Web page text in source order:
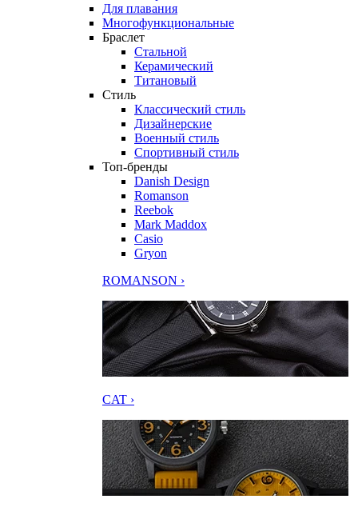
Для плавания
Многофункциональные
Браслет
Стальной
Керамический
Титановый
Стиль
Классический стиль
Дизайнерские
Военный стиль
Спортивный стиль
Топ-бренды
Danish Design
Romanson
Reebok
Mark Maddox
Casio
Gryon
ROMANSON ›
CAT ›